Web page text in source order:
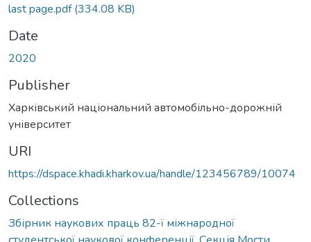
last page.pdf(334.08 KB)
Date
2020
Publisher
Харківський національний автомобільно-дорожній
університет
URI
https://dspace.khadi.kharkov.ua/handle/123456789/10074
Collections
Збірник наукових праць 82-ї міжнародної